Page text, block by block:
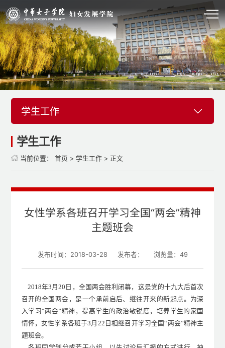
学生工作
学生工作
当前位置： 首页 > 学生工作 > 正文
女性学系各班召开学习全国“两会”精神
主题班会
发布时间：2018-03-28 发布者： 浏览量： 49
2018年3月20日，全国两会胜利闭幕，这是党的十九大后首次
召开的全国两会，是一个承前启后、继往开来的新起点。为深
入学习“两会”精神，提高学生的政治敏锐度，培养学生的家国
情怀，女性学系各班于3月22日相继召开学习全国“两会”精神主
题班会。